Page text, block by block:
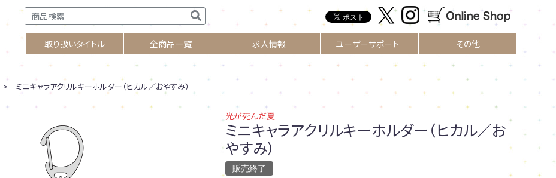
取り扱いタイトル 全商品一覧 求人情報 ユーザーサポート その他
> ミニキャラアクリルキーホルダー（ヒカル／おやすみ）
光が死んだ夏
ミニキャラアクリルキーホルダー（ヒカル／お
やすみ）
販売終了